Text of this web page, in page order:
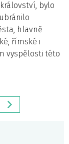
bylo
hlavně
římské i
vyspělosti této